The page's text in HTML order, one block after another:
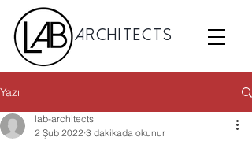
Architects
Yazı
lab-architects
2 Şub 2022 3 dakikada okunur